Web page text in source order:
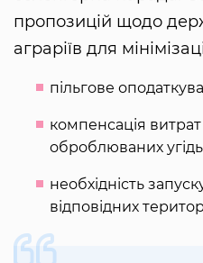
пропозицій щодо
аграріїв для
пільгове
компенсація
оброблюваних
необхідність
відповідних